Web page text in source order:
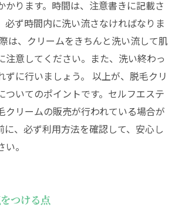
かります。時間は、注意書きに記載さ
必ず時間内に洗い流さなければなりま
は、クリームをきちんと洗い流して肌
注意してください。また、洗い終わっ
ずに行いましょう。 以上が、脱毛クリ
ついてのポイントです。セルフエステ
クリームの販売が行われている場合が
に、必ず利用方法を確認して、安心し
。
つける点